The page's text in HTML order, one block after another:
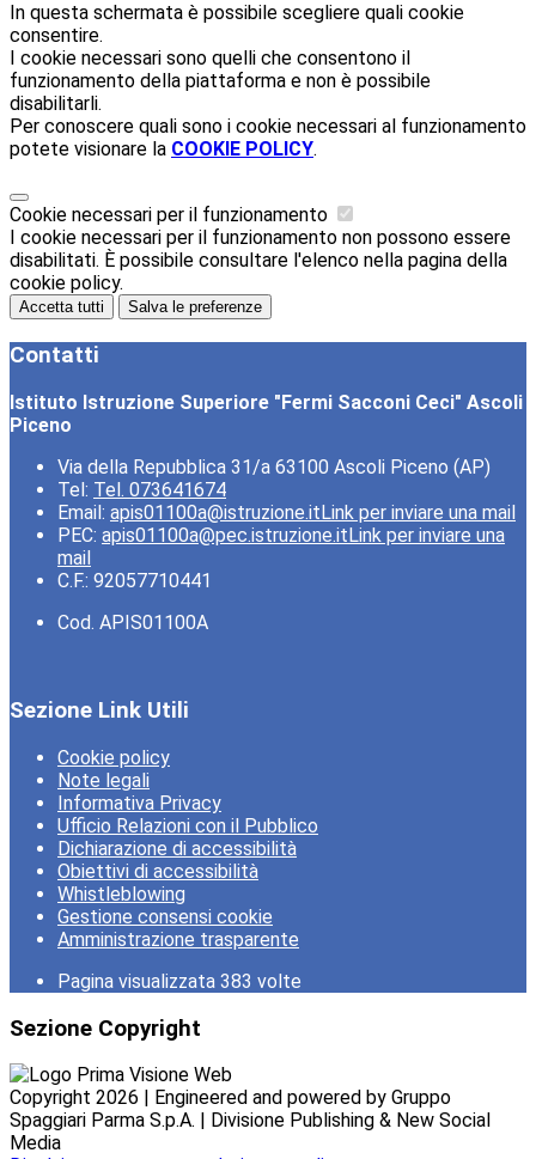
In questa schermata è possibile scegliere quali cookie
consentire.
I cookie necessari sono quelli che consentono il
funzionamento della piattaforma e non è possibile
disabilitarli.
Per conoscere quali sono i cookie necessari al funzionamento
potete visionare la COOKIE POLICY.
Cookie necessari per il funzionamento
I cookie necessari per il funzionamento non possono essere
disabilitati. È possibile consultare l'elenco nella pagina della
cookie policy.
Accetta tutti Salva le preferenze
Contatti
Istituto Istruzione Superiore "Fermi Sacconi Ceci" Ascoli
Piceno
Via della Repubblica 31/a 63100 Ascoli Piceno (AP)
Tel: Tel. 073641674
Email: apis01100a@istruzione.itLink per inviare una mail
PEC: apis01100a@pec.istruzione.itLink per inviare una
mail
C.F.: 92057710441
Cod. APIS01100A
Sezione Link Utili
Cookie policy
Note legali
Informativa Privacy
Ufficio Relazioni con il Pubblico
Dichiarazione di accessibilità
Obiettivi di accessibilità
Whistleblowing
Gestione consensi cookie
Amministrazione trasparente
Pagina visualizzata 383 volte
Sezione Copyright
Copyright 2026 | Engineered and powered by Gruppo
Spaggiari Parma S.p.A. | Divisione Publishing & New Social
Media